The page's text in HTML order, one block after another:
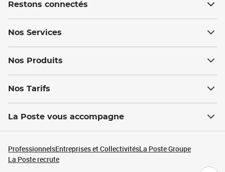
Restons connectés
Nos Services
Nos Produits
Nos Tarifs
La Poste vous accompagne
ProfessionnelsEntreprises et CollectivitésLa Poste Groupe
La Poste recrute